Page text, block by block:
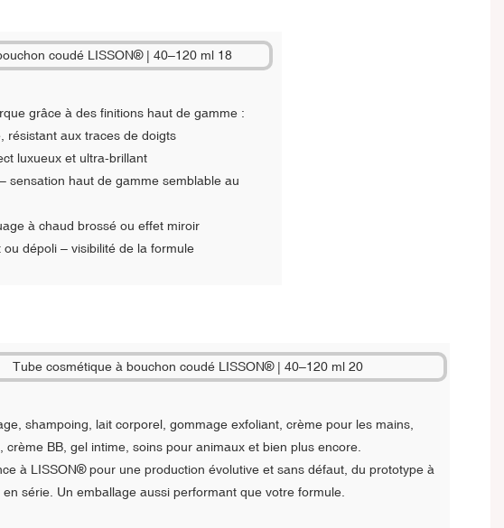
grâce à des finitions haut de gamme :
résistant aux traces de doigts
luxueux et ultra-brillant
sensation haut de gamme semblable au
à chaud brossé ou effet miroir
dépoli – visibilité de la formule
shampoing, lait corporel, gommage exfoliant, crème pour les mains,
crème BB, gel intime, soins pour animaux et bien plus encore.
à LISSON® pour une production évolutive et sans défaut, du prototype à
série. Un emballage aussi performant que votre formule.